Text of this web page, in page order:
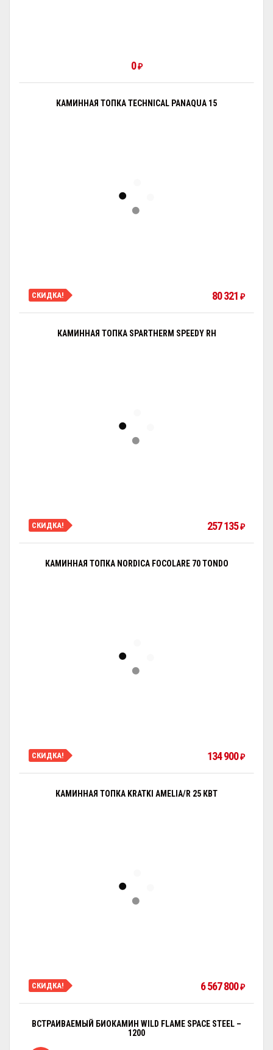
0₽
КАМИННАЯ ТОПКА TECHNICAL PANAQUA 15
СКИДКА! 80 321 ₽
КАМИННАЯ ТОПКА SPARTHERM SPEEDY RH
СКИДКА! 257 135₽
КАМИННАЯ ТОПКА NORDICA FOCOLARE 70 TONDO
СКИДКА! 134 900₽
КАМИННАЯ ТОПКА KRATKI AMELIA/R 25 КВТ
СКИДКА! 6 567 800₽
ВСТРАИВАЕМЫЙ БИОКАМИН WILD FLAME SPACE STEEL –
1200